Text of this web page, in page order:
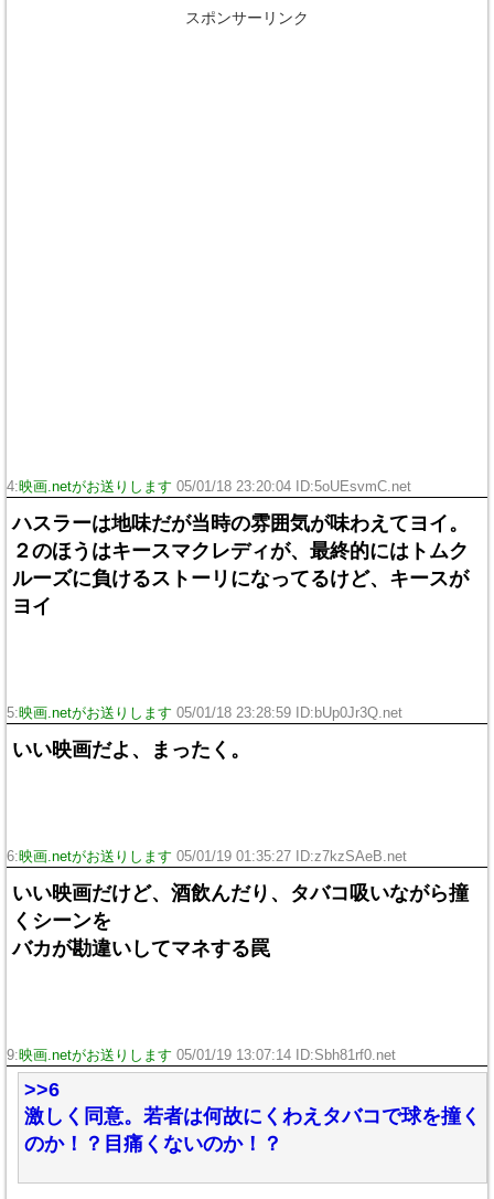
スポンサーリンク
4:映画.netがお送りします 05/01/18 23:20:04 ID:5oUEsvmC.net
ハスラーは地味だが当時の雰囲気が味わえてヨイ。
２のほうはキースマクレディが、最終的にはトムク
ルーズに負けるストーリになってるけど、キースが
ヨイ
5:映画.netがお送りします 05/01/18 23:28:59 ID:bUp0Jr3Q.net
いい映画だよ、まったく。
6:映画.netがお送りします 05/01/19 01:35:27 ID:z7kzSAeB.net
いい映画だけど、酒飲んだり、タバコ吸いながら撞
くシーンを
バカが勘違いしてマネする罠
9:映画.netがお送りします 05/01/19 13:07:14 ID:Sbh81rf0.net
>>6
激しく同意。若者は何故にくわえタバコで球を撞く
のか！？目痛くないのか！？